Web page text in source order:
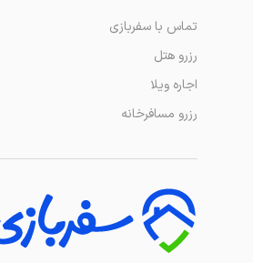
تماس با سفربازی
رزرو هتل
اجاره ویلا
رزرو مسافرخانه